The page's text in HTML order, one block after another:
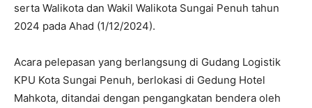
serta Walikota dan Wakil Walikota Sungai Penuh tahun
2024 pada Ahad (1/12/2024).
Acara pelepasan yang berlangsung di Gudang Logistik
KPU Kota Sungai Penuh, berlokasi di Gedung Hotel
Mahkota, ditandai dengan pengangkatan bendera oleh